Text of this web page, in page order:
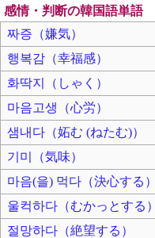
感情・判断の韓国語単語
짜증（嫌気）
행복감（幸福感）
화딱지（しゃく）
마음고생（心労）
샘내다（妬む (ねたむ)）
기미（気味）
마음(을) 먹다（決心する）
울컥하다（むかっとする）
절망하다（絶望する）